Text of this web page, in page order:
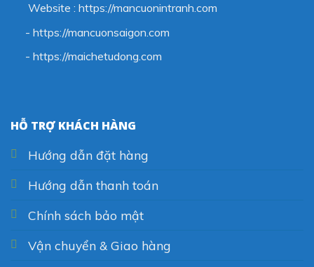
Website : https://mancuonintranh.com
- https://mancuonsaigon.com
- https://maichetudong.com
HỖ TRỢ KHÁCH HÀNG
Hướng dẫn đặt hàng
Hướng dẫn thanh toán
Chính sách bảo mật
Vận chuyển & Giao hàng